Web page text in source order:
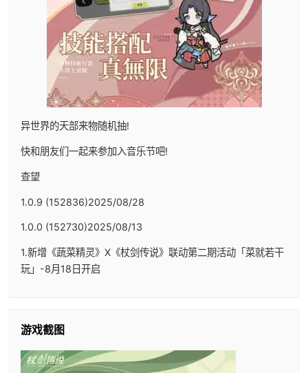
异世界的天部来物随机抽!
快和朋友们一起来参加入音乐节吧!
查望
1.0.9 (152836)2025/08/28
1.0.0 (152730)2025/08/13
1.新增《蔬菜精灵》X《杖剑传说》联动第二期活动「菜就若干
玩」-8月18日开启
游戏截图